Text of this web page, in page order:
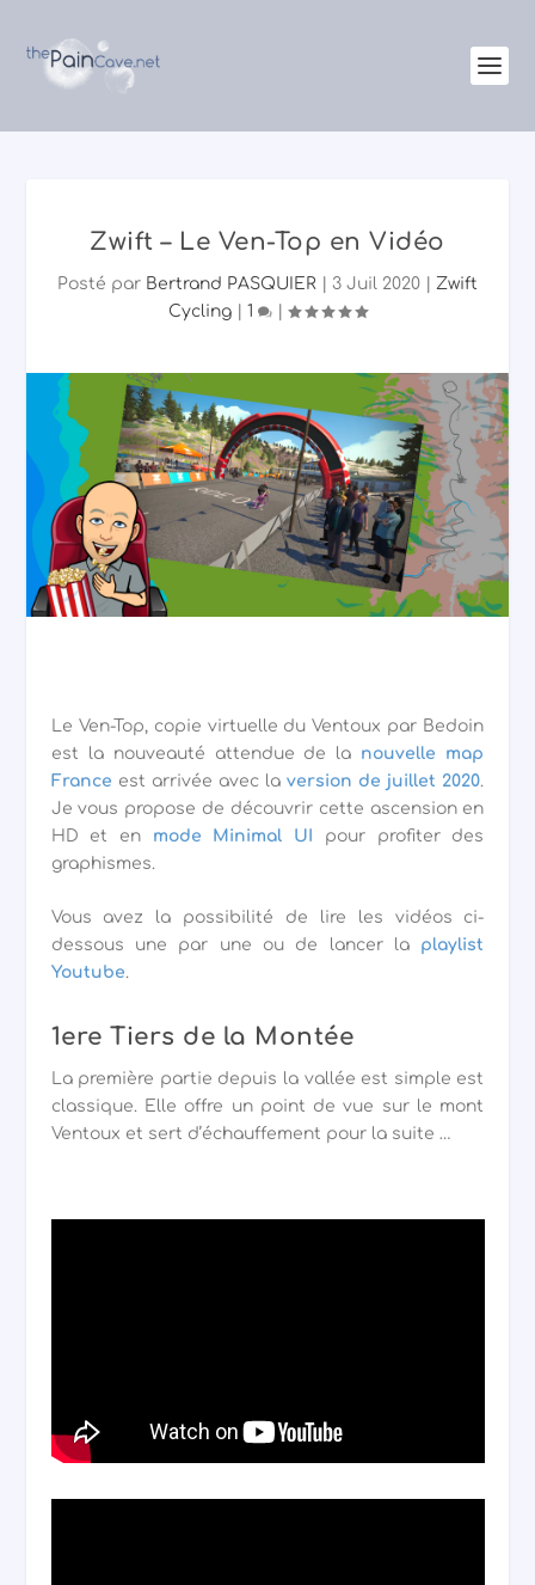
Zwift – Le Ven-Top en Vidéo
Posté par Bertrand PASQUIER 3 Juil 2020
Zwift
Cycling
1
Le Ven-Top, copie virtuelle du Ventoux par Bedoin
est la nouveauté attendue de la nouvelle map
France est arrivée avec laversion de juillet 2020.
Je vous propose de découvrir cette ascension en
HD et en mode Minimal UI pour profiter des
graphismes.
Vous avez la possibilité de lire les vidéos ci-
dessous une par une ou de lancer la playlist
Youtube.
1ere Tiers de la Montée
La première partie depuis la vallée est simple est
classique. Elle offre un point de vue sur le mont
Ventoux et sert d’échauffement pour la suite …